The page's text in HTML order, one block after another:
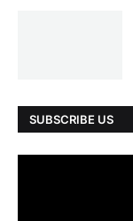
SUBSCRIBE US